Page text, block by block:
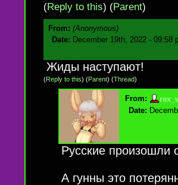
(Reply to this) (Parent)
From: (Anonymous)
Date: December 19th, 2022 - 09:58
Жиды наступают!
(Reply to this) (Parent) (Thread)
From:
Date:
Русские произошли
А гунны это